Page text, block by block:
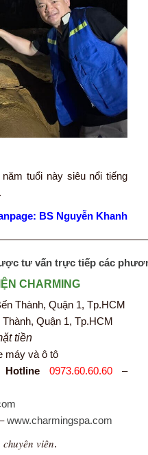
tuổi này siêu nổi tiếng
BS Nguyễn Khanh
tư vấn trực tiếp các
CHARMING
Thành, Quận 1, Tp.HCM
Quận 1, Tp.HCM
tiền
máy và ô tô
Hotline 0973.60.60.60 –
www.charmingspa.com
𝑣𝑖𝑒̂𝑛.